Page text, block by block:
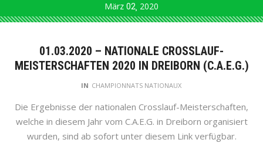
März 02 2020
01.03.2020 – NATIONALE CROSSLAUF-
MEISTERSCHAFTEN 2020 IN DREIBORN (C.A.E.G.)
IN CHAMPIONNATS NATIONAUX
Die Ergebnisse der nationalen Crosslauf-Meisterschaften,
welche in diesem Jahr vom C.A.E.G. in Dreiborn organisiert
wurden, sind ab sofort unter diesem Link verfügbar.